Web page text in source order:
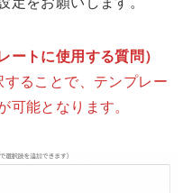
ートに使用する質問）
ることで、テンプレー
可能となります。